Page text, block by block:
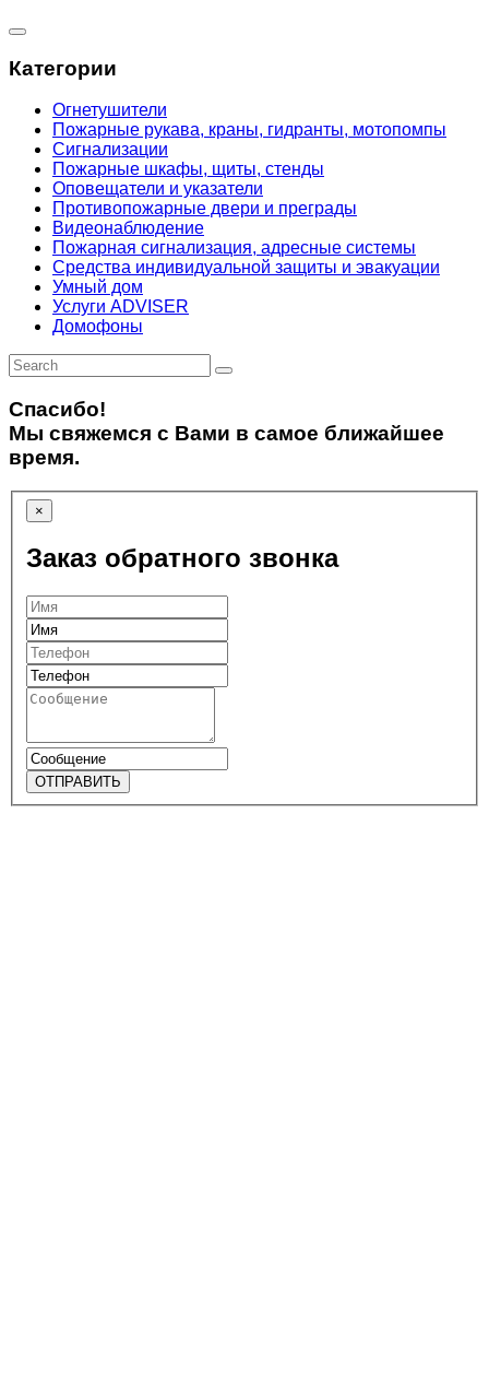
Категории
Огнетушители
Пожарные рукава, краны, гидранты, мотопомпы
Сигнализации
Пожарные шкафы, щиты, стенды
Оповещатели и указатели
Противопожарные двери и преграды
Видеонаблюдение
Пожарная сигнализация, адресные системы
Средства индивидуальной защиты и эвакуации
Умный дом
Услуги ADVISER
Домофоны
Спасибо!
Мы свяжемся с Вами в самое ближайшее
время.
×
Заказ обратного звонка
ОТПРАВИТЬ